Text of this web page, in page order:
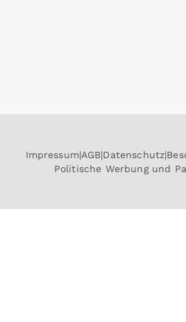
Impressum AGB Datenschutz
Politische Werbung und